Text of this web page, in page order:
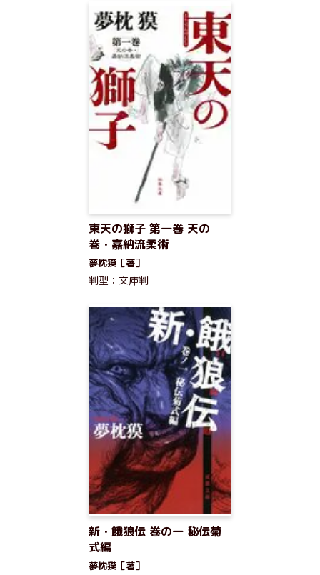
東天の獅子 第一巻 天の
巻・嘉納流柔術
夢枕獏［著］
判型：文庫判
新・餓狼伝 巻の一 秘伝菊
式編
夢枕獏［著］